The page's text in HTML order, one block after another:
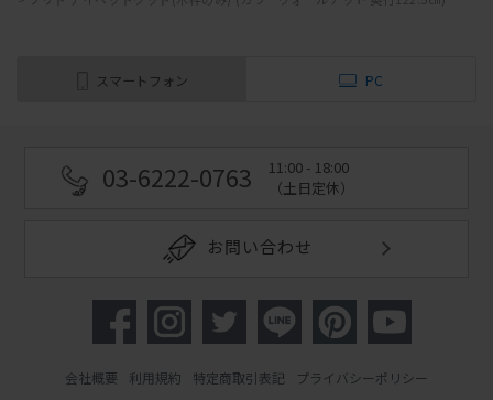
スマートフォン PC
03-6222-0763
11:00 - 18:00
（土日定休）
お問い合わせ
会社概要 利用規約 特定商取引表記 プライバシーポリシー